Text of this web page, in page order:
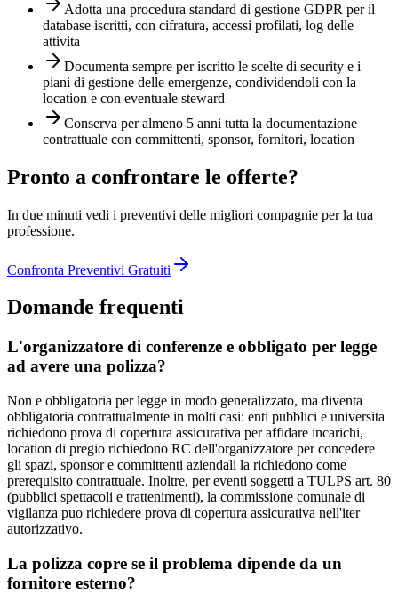
Adotta una procedura standard di gestione GDPR per il
database iscritti, con cifratura, accessi profilati, log delle
attivita
Documenta sempre per iscritto le scelte di security e i
piani di gestione delle emergenze, condividendoli con la
location e con eventuale steward
Conserva per almeno 5 anni tutta la documentazione
contrattuale con committenti, sponsor, fornitori, location
Pronto a confrontare le offerte?
In due minuti vedi i preventivi delle migliori compagnie per la tua
professione.
Confronta Preventivi Gratuiti
Domande frequenti
L'organizzatore di conferenze e obbligato per legge
ad avere una polizza?
Non e obbligatoria per legge in modo generalizzato, ma diventa
obbligatoria contrattualmente in molti casi: enti pubblici e universita
richiedono prova di copertura assicurativa per affidare incarichi,
location di pregio richiedono RC dell'organizzatore per concedere
gli spazi, sponsor e committenti aziendali la richiedono come
prerequisito contrattuale. Inoltre, per eventi soggetti a TULPS art. 80
(pubblici spettacoli e trattenimenti), la commissione comunale di
vigilanza puo richiedere prova di copertura assicurativa nell'iter
autorizzativo.
La polizza copre se il problema dipende da un
fornitore esterno?